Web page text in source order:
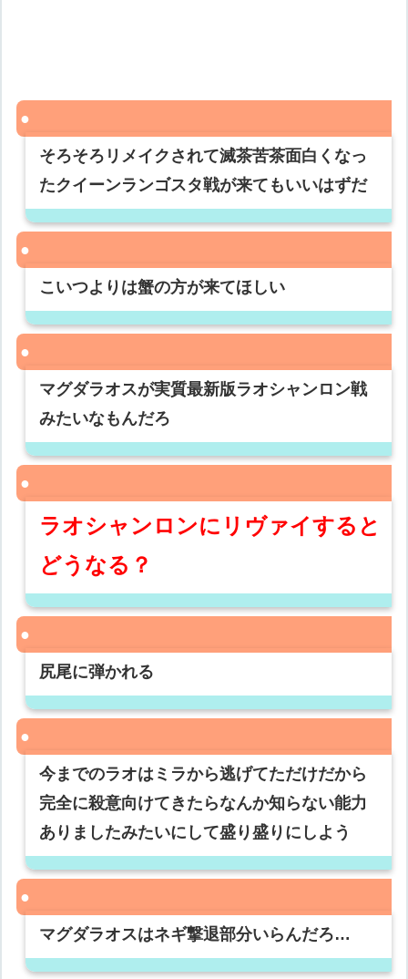
そろそろリメイクされて滅茶苦茶面白くなっ
たクイーンランゴスタ戦が来てもいいはずだ
こいつよりは蟹の方が来てほしい
マグダラオスが実質最新版ラオシャンロン戦
みたいなもんだろ
ラオシャンロンにリヴァイすると
どうなる？
尻尾に弾かれる
今までのラオはミラから逃げてただけだから
完全に殺意向けてきたらなんか知らない能力
ありましたみたいにして盛り盛りにしよう
マグダラオスはネギ撃退部分いらんだろ…